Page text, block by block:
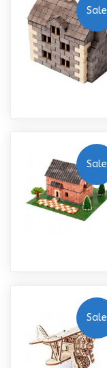
Sale
Sale
Sale